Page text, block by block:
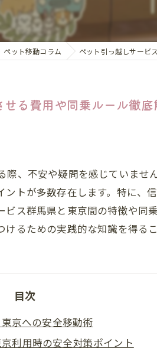
動物病院同
新しい家族
ペット移動コラム ペット引っ越しサービ
る費用や同乗ルール徹底
、不安や疑問を感じていませ
トが多数存在します。特に、
ス群馬県と東京間の特徴や同
るための実践的な知識を得る
目次
京への安全移動術
利用時の安全対策ポイント